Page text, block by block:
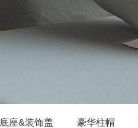
底座&装饰盖 豪华柱帽